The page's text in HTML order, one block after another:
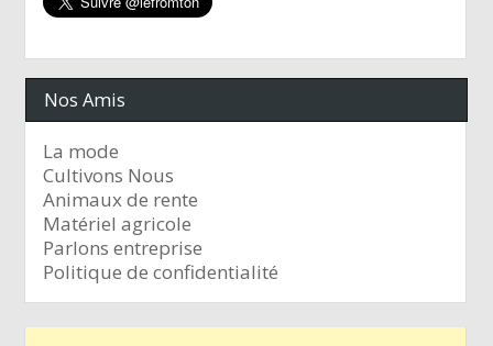
Nos Amis
La mode
Cultivons Nous
Animaux de rente
Matériel agricole
Parlons entreprise
Politique de confidentialité